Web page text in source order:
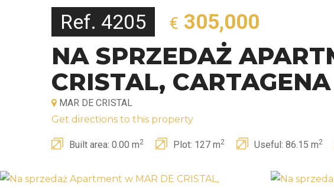
Ref. 4205 € 305,000
NA SPRZEDAŻ
CRISTAL,
MAR DE CRISTAL
Get directions to this property
Built area: 0.00 m2 Plot: 127 m2 Useful: 86.15 m2